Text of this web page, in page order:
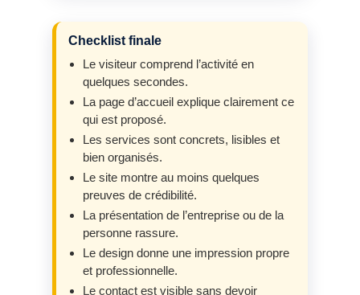
Checklist finale
Le visiteur comprend l’activité en
quelques secondes.
La page d’accueil explique clairement ce
qui est proposé.
Les services sont concrets, lisibles et
bien organisés.
Le site montre au moins quelques
preuves de crédibilité.
La présentation de l’entreprise ou de la
personne rassure.
Le design donne une impression propre
et professionnelle.
Le contact est visible sans devoir